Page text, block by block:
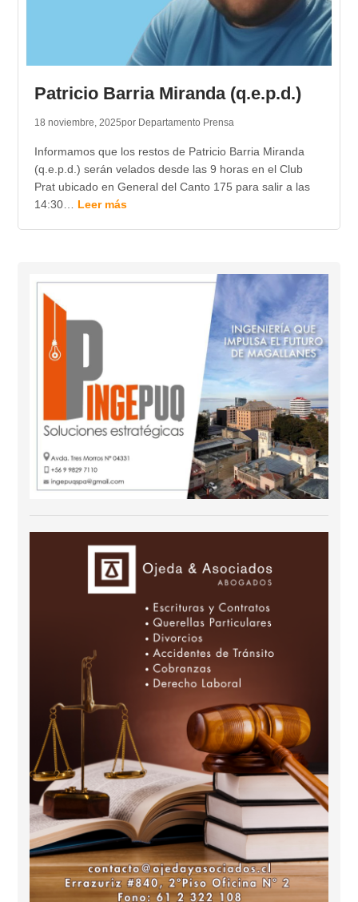
Patricio Barria Miranda (q.e.p.d.)
18 noviembre, 2025por Departamento Prensa
Informamos que los restos de Patricio Barria Miranda
(q.e.p.d.) serán velados desde las 9 horas en el Club
Prat ubicado en General del Canto 175 para salir a las
14:30… Leer más